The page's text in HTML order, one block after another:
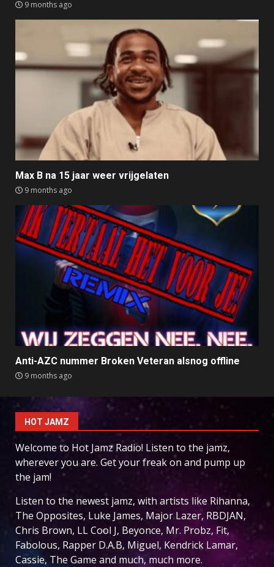
9 months ago
Max B na 15 jaar weer vrijgelaten
9 months ago
Anti-AZC nummer Broken Veteran alsnog offline
9 months ago
HOT JAMZ
Welcome to Hot Jamz Radio! Listen to the jamz,
wherever you are. Get your freak on and pump up
the jam!
Listen to the newest jamz, with artists like Rihanna,
The Opposites, Luke James, Major Lazer, RBDJAN,
Chris Brown, LL Cool J, Beyonce, Mr. Probz, Fit,
Fabolous, Rapper D.A.B, Miguel, Kendrick Lamar,
Cassie, The Game and much, much more.